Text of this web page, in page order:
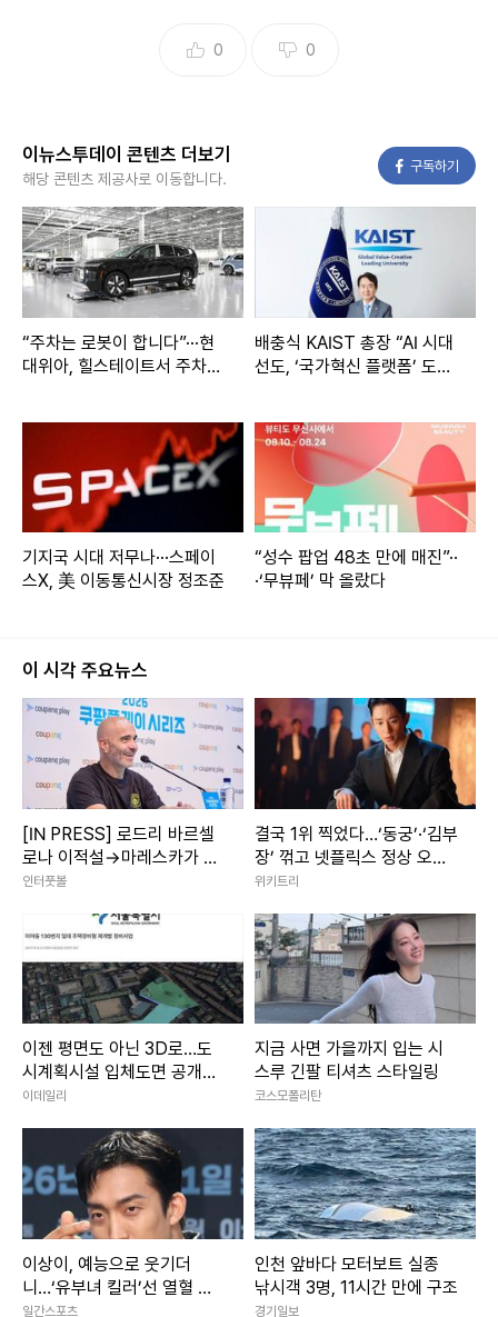
0 0
이뉴스투데이 콘텐츠 더보기
해당 콘텐츠 제공사로 이동합니다.
구독하기
“주차는 로봇이 합니다”···현
대위아, 힐스테이트서 주차로
배충식 KAIST 총장 “AI 시대
선도, ‘국가혁신 플랫폼’ 도
기지국 시대 저무나···스페이
스X, 美 이동통신시장 정조준
“성수 팝업 48초 만에 매진”··
·‘무뷰페’ 막 올랐다
이 시각 주요뉴스
[IN PRESS] 로드리 바르셀
로나 이적설→마레스카가 직
접 입 열었다…“업데이트 없
인터풋볼
결국 1위 찍었다…‘동궁’·‘김부
장’ 꺾고 넷플릭스 정상 오른
한국 드라마
위키트리
이젠 평면도 아닌 3D로…도
시계획시설 입체도면 공개된
다
이데일리
지금 사면 가을까지 입는 시
스루 긴팔 티셔츠 스타일링
코스모폴리탄
이상이, 예능으로 웃기더
니…‘유부녀 킬러’선 열혈 형
사 [줌인]
일간스포츠
인천 앞바다 모터보트 실종
낚시객 3명, 11시간 만에 구조
경기일보